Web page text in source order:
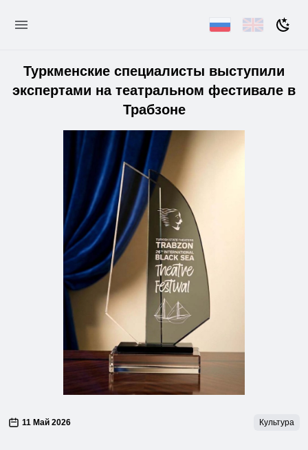
Туркменские специалисты выступили
экспертами на театральном фестивале в
Трабзоне
11 Май 2026 Культура